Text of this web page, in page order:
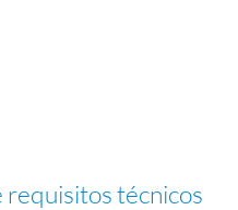
requisitos técnicos